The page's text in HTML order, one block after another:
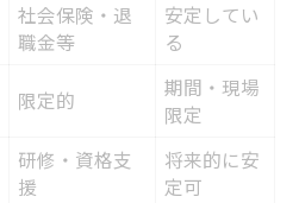
社会保険・退
職金等
安定してい
る
限定的
期間・現場
限定
研修・資格支
援
将来的に安
定可